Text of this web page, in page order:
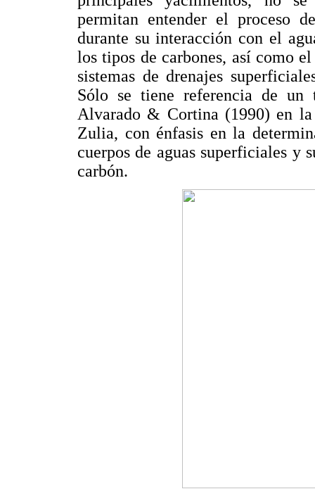
permitan entender el proceso
durante su interacción con el
los tipos de carbones, así como
sistemas de drenajes
Sólo se tiene referencia de un
Alvarado & Cortina (1990) en
Zulia, con énfasis en la
cuerpos de aguas superficiales y
carbón.